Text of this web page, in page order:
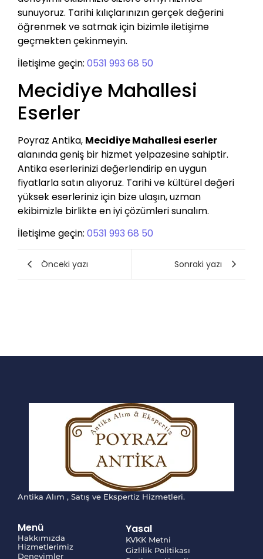
sunuyoruz. Tarihi kılıçlarınızın gerçek değerini
öğrenmek ve satmak için bizimle iletişime
geçmekten çekinmeyin.
İletişime geçin: 0531 993 68 50
Mecidiye Mahallesi
Eserler
Poyraz Antika, Mecidiye Mahallesi eserler
alanında geniş bir hizmet yelpazesine sahiptir.
Antika eserlerinizi değerlendirip en uygun
fiyatlarla satın alıyoruz. Tarihi ve kültürel değeri
yüksek eserleriniz için bize ulaşın, uzman
ekibimizle birlikte en iyi çözümleri sunalım.
İletişime geçin: 0531 993 68 50
Önceki yazı Sonraki yazı
Antika Alım , Satış ve Ekspertiz Hizmetleri.
Menü
Hakkımızda
Hizmetlerimiz
Deneyimler
Yasal
KVKK Metni
Gizlilik Politikası